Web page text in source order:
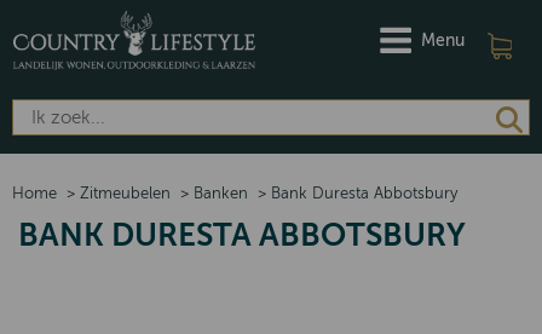
Menu
Home > Zitmeubelen > Banken > Bank Duresta Abbotsbury
BANK DURESTA ABBOTSBURY